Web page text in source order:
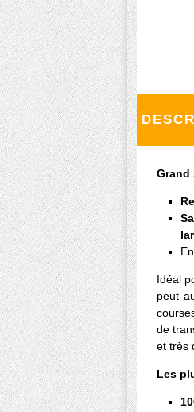
Grand
Idéal
peut
de
et très
Les